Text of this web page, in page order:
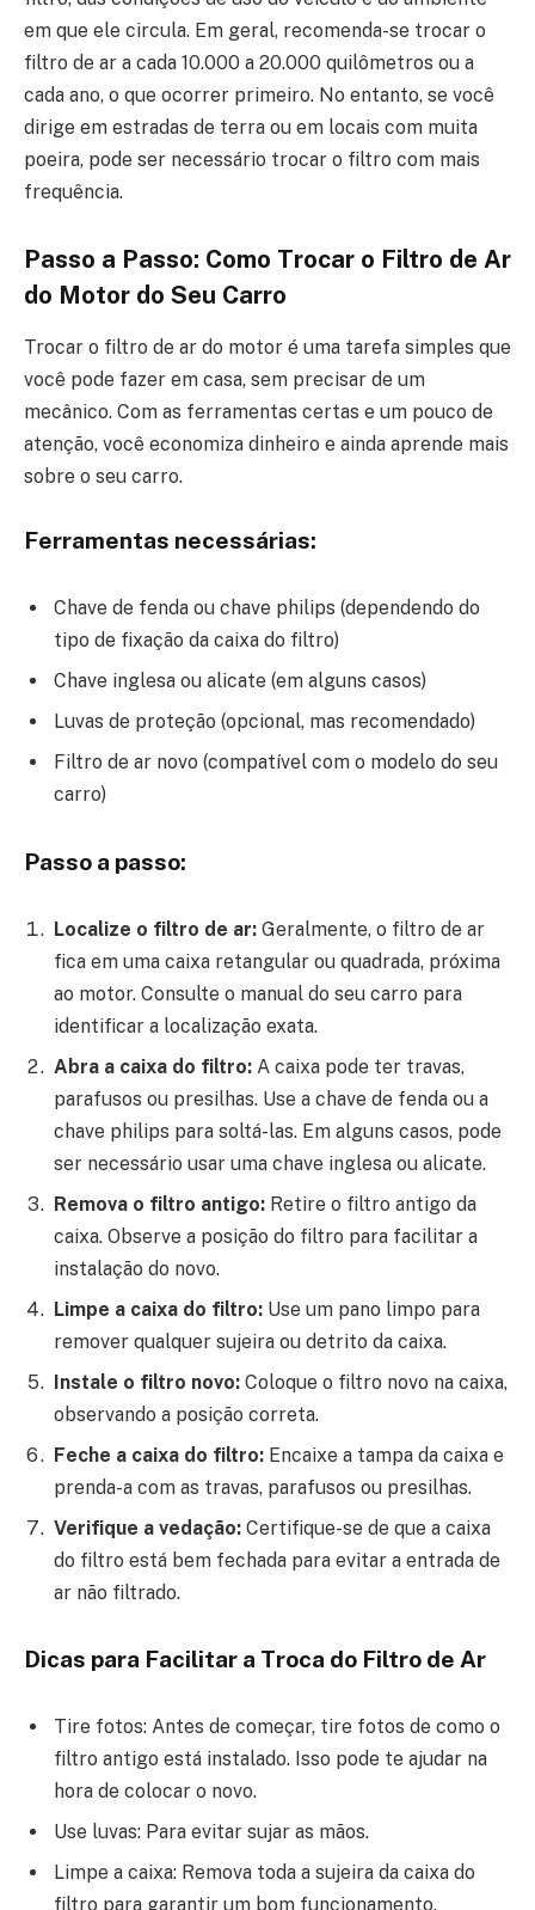
em que ele circula. Em geral, recomenda-se trocar o
filtro de ar a cada 10.000 a 20.000 quilômetros ou a
cada ano, o que ocorrer primeiro. No entanto, se você
dirige em estradas de terra ou em locais com muita
poeira, pode ser necessário trocar o filtro com mais
frequência.
Passo a Passo: Como Trocar o Filtro de Ar
do Motor do Seu Carro
Trocar o filtro de ar do motor é uma tarefa simples que
você pode fazer em casa, sem precisar de um
mecânico. Com as ferramentas certas e um pouco de
atenção, você economiza dinheiro e ainda aprende mais
sobre o seu carro.
Ferramentas necessárias:
Chave de fenda ou chave philips (dependendo do
tipo de fixação da caixa do filtro)
Chave inglesa ou alicate (em alguns casos)
Luvas de proteção (opcional, mas recomendado)
Filtro de ar novo (compatível com o modelo do seu
carro)
Passo a passo:
Localize o filtro de ar: Geralmente, o filtro de ar
fica em uma caixa retangular ou quadrada, próxima
ao motor. Consulte o manual do seu carro para
identificar a localização exata.
Abra a caixa do filtro: A caixa pode ter travas,
parafusos ou presilhas. Use a chave de fenda ou a
chave philips para soltá-las. Em alguns casos, pode
ser necessário usar uma chave inglesa ou alicate.
Remova o filtro antigo: Retire o filtro antigo da
caixa. Observe a posição do filtro para facilitar a
instalação do novo.
Limpe a caixa do filtro: Use um pano limpo para
remover qualquer sujeira ou detrito da caixa.
Instale o filtro novo: Coloque o filtro novo na caixa,
observando a posição correta.
Feche a caixa do filtro: Encaixe a tampa da caixa e
prenda-a com as travas, parafusos ou presilhas.
Verifique a vedação: Certifique-se de que a caixa
do filtro está bem fechada para evitar a entrada de
ar não filtrado.
Dicas para Facilitar a Troca do Filtro de Ar
Tire fotos: Antes de começar, tire fotos de como o
filtro antigo está instalado. Isso pode te ajudar na
hora de colocar o novo.
Use luvas: Para evitar sujar as mãos.
Limpe a caixa: Remova toda a sujeira da caixa do
filtro para garantir um bom funcionamento.